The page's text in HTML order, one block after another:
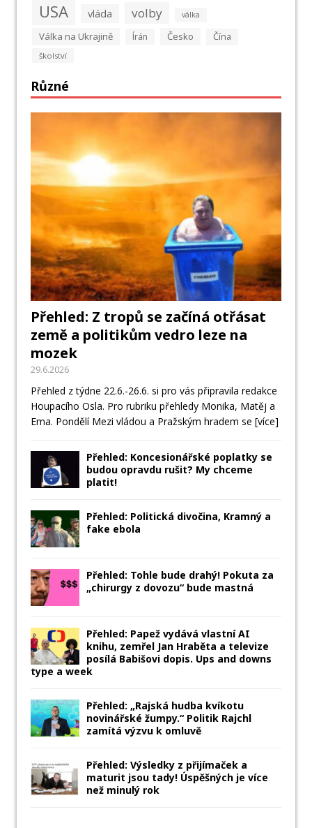
USA vláda volby válka
Válka na Ukrajině Írán Česko Čína
školství
Různé
Přehled: Z tropů se začíná otřásat
země a politikům vedro leze na
mozek
29.6.2026
Přehled z týdne 22.6.-26.6. si pro vás připravila redakce
Houpacího Osla. Pro rubriku přehledy Monika, Matěj a
Ema. Pondělí Mezi vládou a Pražským hradem se [více]
Přehled: Koncesionářské poplatky se
budou opravdu rušit? My chceme
platit!
Přehled: Politická divočina, Kramný a
fake ebola
Přehled: Tohle bude drahý! Pokuta za
„chirurgy z dovozu“ bude mastná
Přehled: Papež vydává vlastní AI
knihu, zemřel Jan Hraběta a televize
posílá Babišovi dopis. Ups and downs
type a week
Přehled: „Rajská hudba kvíkotu
novinářské žumpy.“ Politik Rajchl
zamítá výzvu k omluvě
Přehled: Výsledky z přijímaček a
maturit jsou tady! Úspěšných je více
než minulý rok